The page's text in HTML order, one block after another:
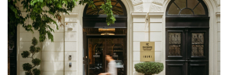
Befektetés